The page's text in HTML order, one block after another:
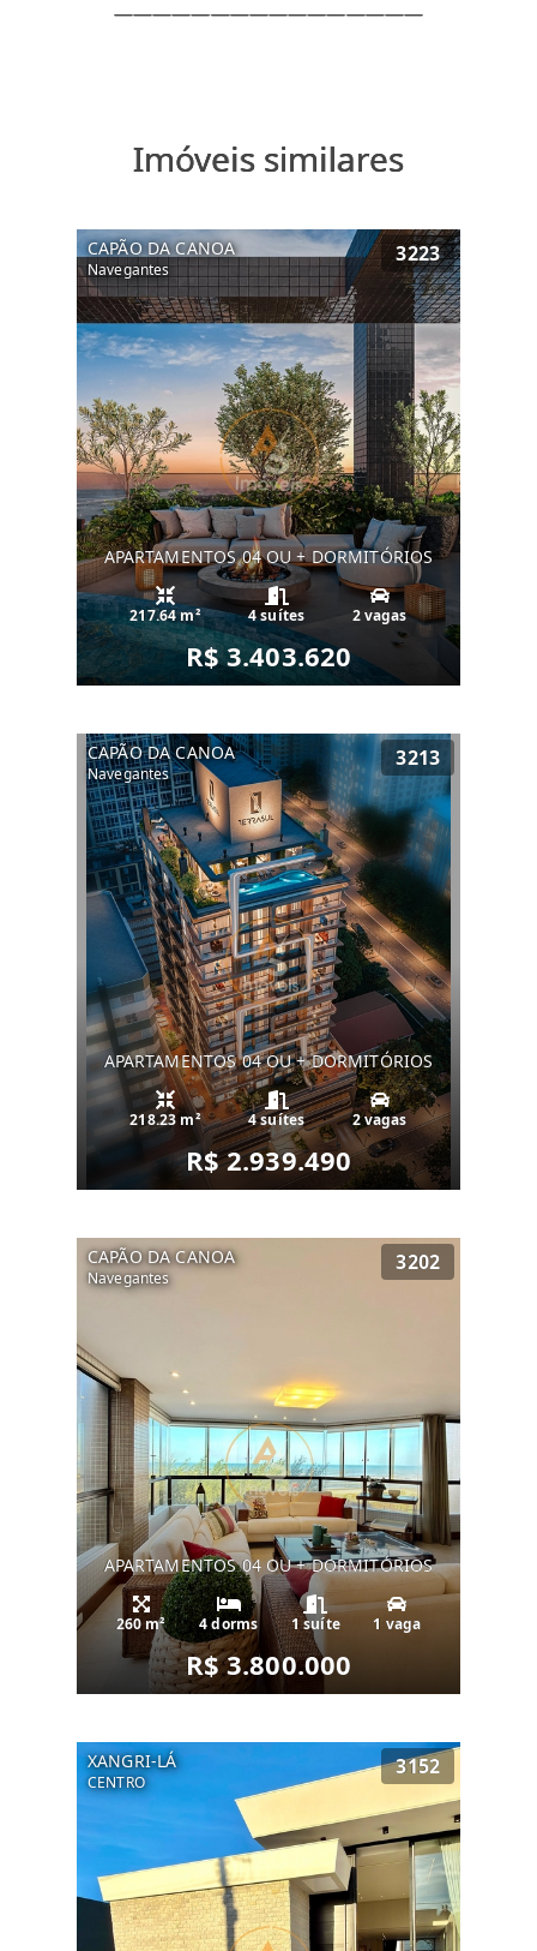
Imóveis similares
CAPÃO DA CANOA
Navegantes
3223
APARTAMENTOS 04 OU + DORMITÓRIOS
217.64 m² 4 suítes 2 vagas
R$ 3.403.620
CAPÃO DA CANOA
Navegantes
3213
APARTAMENTOS 04 OU + DORMITÓRIOS
218.23 m² 4 suítes 2 vagas
R$ 2.939.490
CAPÃO DA CANOA
Navegantes
3202
APARTAMENTOS 04 OU + DORMITÓRIOS
260 m² 4 dorms 1 suíte 1 vaga
R$ 3.800.000
XANGRI-LÁ
CENTRO
3152